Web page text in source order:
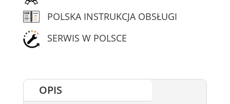
POLSKA INSTRUKCJA OBSŁUGI
SERWIS W POLSCE
OPIS